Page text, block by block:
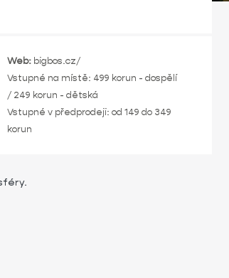
Web: bigbos.cz/
Vstupné na místě: 499 korun - dospělí
/ 249 korun - dětská
Vstupné v předprodeji: od 149 do 349
korun